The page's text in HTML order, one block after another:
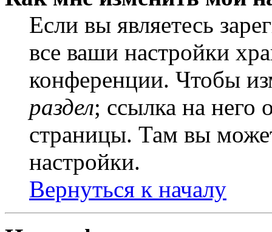
Если вы являетесь
все ваши настройки
конференции. Чтобы
раздел; ссылка на него
страницы. Там вы
настройки.
Вернуться к началу